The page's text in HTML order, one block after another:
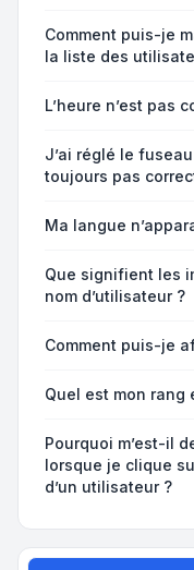
Comment puis-je
la liste des
L’heure n’est pas
J’ai réglé le
toujours pas
Ma langue
Que signifient les
nom d’utilisateur ?
Comment puis-je
Quel est mon rang
Pourquoi m’est-il
lorsque je clique
d’un utilisateur ?